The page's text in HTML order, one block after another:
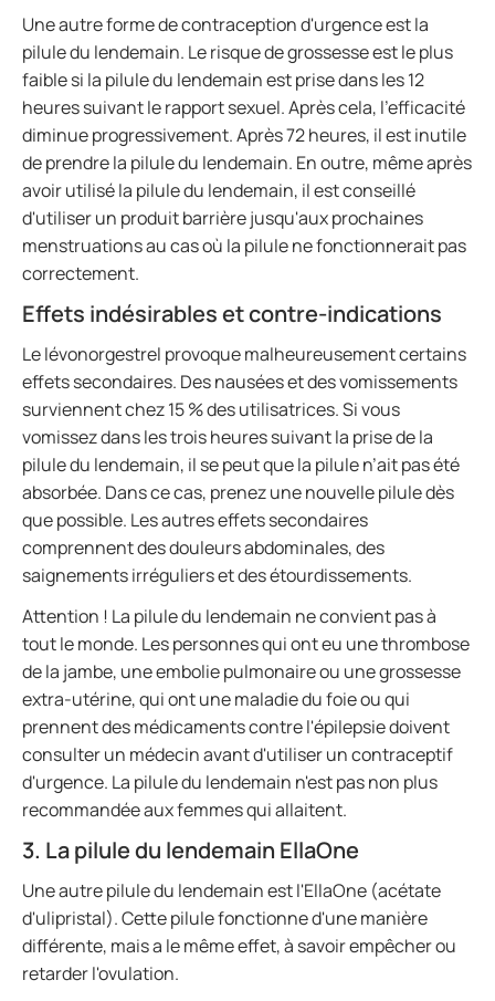
Une autre forme de contraception d'urgence est la
pilule du lendemain. Le risque de grossesse est le plus
faible si la pilule du lendemain est prise dans les 12
heures suivant le rapport sexuel. Après cela, l'efficacité
diminue progressivement. Après 72 heures, il est inutile
de prendre la pilule du lendemain. En outre, même après
avoir utilisé la pilule du lendemain, il est conseillé
d'utiliser un produit barrière jusqu'aux prochaines
menstruations au cas où la pilule ne fonctionnerait pas
correctement.
Effets indésirables et contre-indications
Le lévonorgestrel provoque malheureusement certains
effets secondaires. Des nausées et des vomissements
surviennent chez 15 % des utilisatrices. Si vous
vomissez dans les trois heures suivant la prise de la
pilule du lendemain, il se peut que la pilule n’ait pas été
absorbée. Dans ce cas, prenez une nouvelle pilule dès
que possible. Les autres effets secondaires
comprennent des douleurs abdominales, des
saignements irréguliers et des étourdissements.
Attention ! La pilule du lendemain ne convient pas à
tout le monde. Les personnes qui ont eu une thrombose
de la jambe, une embolie pulmonaire ou une grossesse
extra-utérine, qui ont une maladie du foie ou qui
prennent des médicaments contre l'épilepsie doivent
consulter un médecin avant d'utiliser un contraceptif
d'urgence. La pilule du lendemain n'est pas non plus
recommandée aux femmes qui allaitent.
3. La pilule du lendemain EllaOne
Une autre pilule du lendemain est l'EllaOne (acétate
d'ulipristal). Cette pilule fonctionne d'une manière
différente, mais a le même effet, à savoir empêcher ou
retarder l'ovulation.